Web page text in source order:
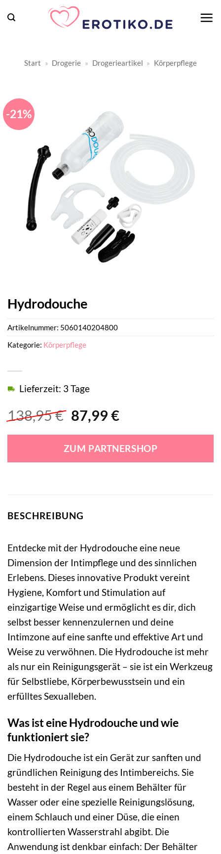
Inhalt
Start » Drogerie » Drogerieartikel » Körperpflege
-21%
Hydrodouche
138,95€ Ursprünglicher
war:
138,95 €
87,99 €Aktueller
ist:
87,99 €.
Lieferzeit: 3 Tage
ZUM PARTNERSHOP
Artikelnummer: 5060140204800
Kategorie: Körperpflege
BESCHREIBUNG
Entdecke mit der Hydrodouche eine neue
Dimension der Intimpflege und des sinnlichen
Erlebens. Dieses innovative Produkt vereint
Hygiene, Komfort und Stimulation auf
einzigartige Weise und ermöglicht es dir, dich
selbst besser kennenzulernen und deine
Intimzone auf eine sanfte und effektive Art und
Weise zu verwöhnen. Die Hydrodouche ist mehr
als nur ein Reinigungsgerät – sie ist ein Werkzeug
für Selbstliebe, Körperbewusstsein und ein
erfülltes Sexualleben.
Was ist eine Hydrodouche und wie
funktioniert sie?
Die Hydrodouche ist ein Gerät zur sanften und
gründlichen Reinigung des Intimbereichs. Sie
besteht in der Regel aus einem Behälter für
Wasser oder eine spezielle Reinigungslösung,
einem Schlauch und einer Düse, die einen
kontrollierten Wasserstrahl abgibt. Die
Anwendung ist denkbar einfach: Der Behälter